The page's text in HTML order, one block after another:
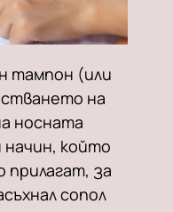
тампон (или
на
носната
начин, който
прилагат, за
сопол